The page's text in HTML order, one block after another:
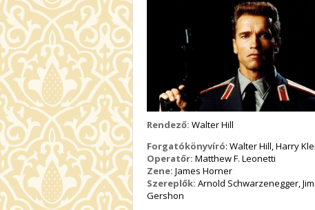
Rendező: Walter Hill
Forgatókönyvíró: Walter Hill, Harry
Operatőr: Matthew F. Leonetti
Zene: James Horner
Szereplők: Arnold Schwarzenegger,
Gershon